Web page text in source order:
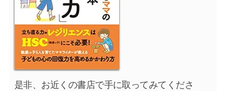
是非、お近くの書店で手に取ってみてくださ